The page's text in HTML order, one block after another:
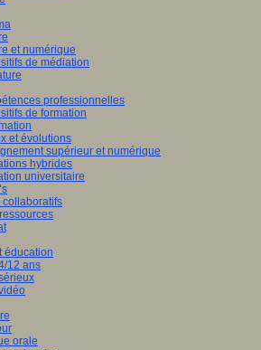
et numérique
de médiation
professionnelles
de formation
et évolutions
supérieur et numérique
hybrides
universitaire
collaboratifs
éducation
12 ans
orale